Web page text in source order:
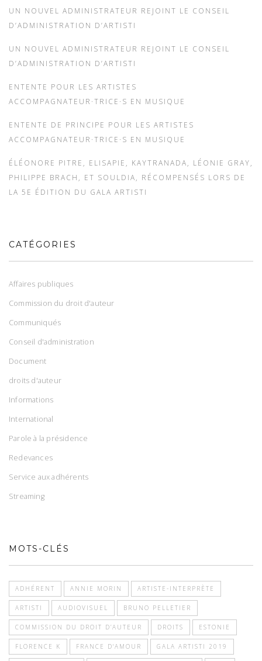
UN NOUVEL ADMINISTRATEUR REJOINT LE CONSEIL
D’ADMINISTRATION D’ARTISTI
UN NOUVEL ADMINISTRATEUR REJOINT LE CONSEIL
D’ADMINISTRATION D’ARTISTI
ENTENTE POUR LES ARTISTES
ACCOMPAGNATEUR·TRICE·S EN MUSIQUE
ENTENTE DE PRINCIPE POUR LES ARTISTES
ACCOMPAGNATEUR·TRICE·S EN MUSIQUE
ÉLÉONORE PITRE, ELISAPIE, KAYTRANADA, LÉONIE GRAY,
PHILIPPE BRACH, ET SOULDIA, RÉCOMPENSÉS LORS DE
LA 5E ÉDITION DU GALA ARTISTI
CATÉGORIES
Affaires publiques
Commission du droit d'auteur
Communiqués
Conseil d'administration
Document
droits d'auteur
Informations
International
Parole à la présidence
Redevances
Service aux adhérents
Streaming
MOTS-CLÉS
ADHÉRENT ANNIE MORIN ARTISTE-INTERPRÈTE
ARTISTI AUDIOVISUEL BRUNO PELLETIER
COMMISSION DU DROIT D’AUTEUR DROITS ESTONIE
FLORENCE K FRANCE D'AMOUR GALA ARTISTI 2019